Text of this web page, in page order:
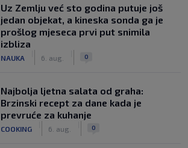
Uz Zemlju već sto godina putuje još
jedan objekat, a kineska sonda ga je
prošlog mjeseca prvi put snimila
izbliza
NAUKA 6. aug. 0
Najbolja ljetna salata od graha:
Brzinski recept za dane kada je
prevruće za kuhanje
COOKING 6. aug. 0